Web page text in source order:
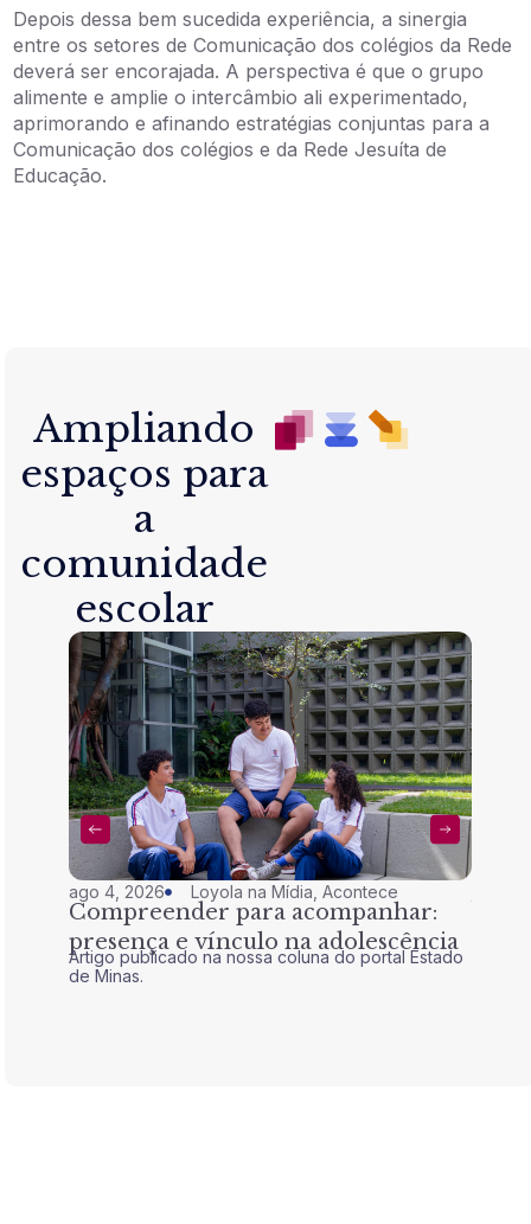
Depois dessa bem sucedida experiência, a sinergia
entre os setores de Comunicação dos colégios da Rede
deverá ser encorajada. A perspectiva é que o grupo
alimente e amplie o intercâmbio ali experimentado,
aprimorando e afinando estratégias conjuntas para a
Comunicação dos colégios e da Rede Jesuíta de
Educação.
Ampliando
espaços para
a
comunidade
escolar
ago 4, 2026 Loyola na Mídia ,Acontece
Compreender para acompanhar:
presença e vínculo na adolescência
Artigo publicado na nossa coluna do portal Estado
de Minas.